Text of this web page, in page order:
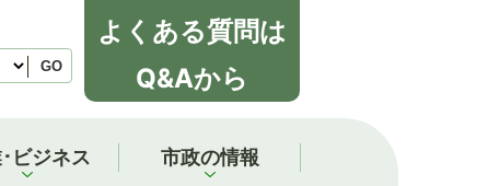
GO
よくある質問は
Q&Aから
ビジネス 市政の情報